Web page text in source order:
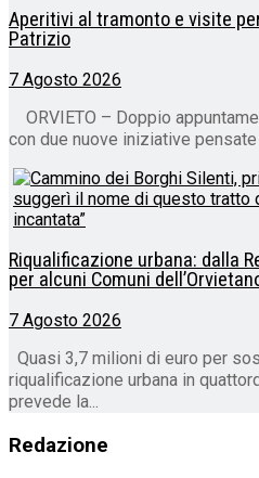
Aperitivi al tramonto e visite
Patrizio
7 Agosto 2026
ORVIETO – Doppio
con due nuove iniziative
Riqualificazione urbana: dalla
per alcuni Comuni
7 Agosto 2026
Quasi 3,7 milioni di euro per
riqualificazione urbana in
prevede la...
Redazione